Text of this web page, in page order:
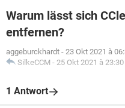
Warum lässt sich
entfernen?
aggeburckhardt - 23 Okt 2021 à
SilkeCCM - 25 Okt 2021 à 23:30
1 Antwort